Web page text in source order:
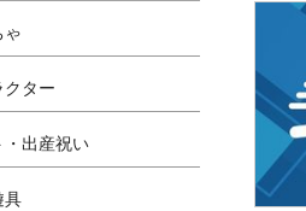
ゃ
クター
・出産祝い
具